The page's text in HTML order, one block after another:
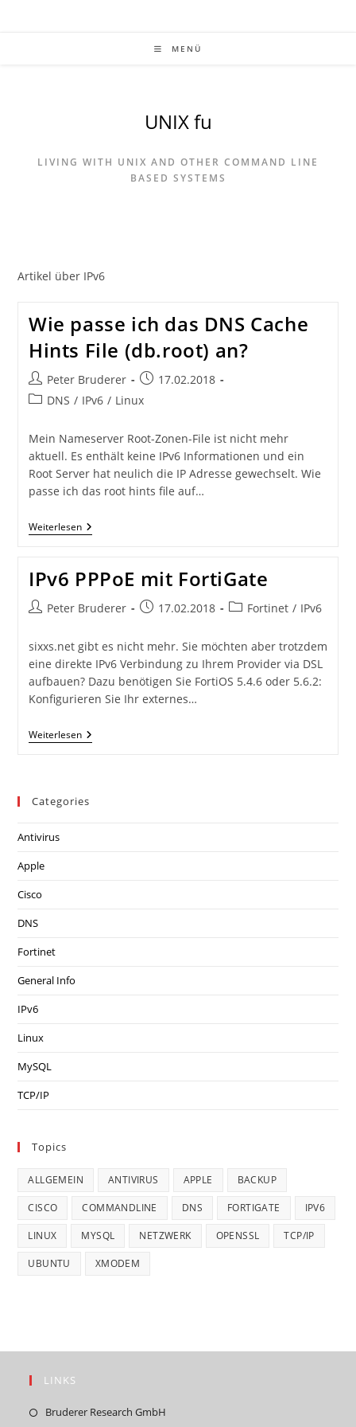
MENÜ
UNIX fu
LIVING WITH UNIX AND OTHER COMMAND LINE
BASED SYSTEMS
Artikel über IPv6
Wie passe ich das DNS Cache
Hints File (db.root) an?
Beitrags-
Autor:
Peter Bruderer
Beitrag
veröffentlicht:
17.02.2018
Beitrags-
DNS / IPv6 / Linux
Mein Nameserver Root-Zonen-File ist nicht mehr
aktuell. Es enthält keine IPv6 Informationen und ein
Root Server hat neulich die IP Adresse gewechselt. Wie
passe ich das root hints file auf…
WeiterlesenWie
Passe
DNS
Cache
Hints
File
An?
IPv6 PPPoE mit FortiGate
Beitrags-
Peter Bruderer
Beitrag17.02.2018
Beitrags-
Fortinet / IPv6
sixxs.net gibt es nicht mehr. Sie möchten aber trotzdem
eine direkte IPv6 Verbindung zu Ihrem Provider via DSL
aufbauen? Dazu benötigen Sie FortiOS 5.4.6 oder 5.6.2:
Konfigurieren Sie Ihr externes…
WeiterlesenIPv6
PPPoE
Categories
Antivirus
Apple
Cisco
DNS
Fortinet
General Info
IPv6
Linux
MySQL
TCP/IP
Topics
ALLGEMEIN ANTIVIRUS APPLE BACKUP
CISCO COMMANDLINE DNS FORTIGATE IPV6
LINUX MYSQL NETZWERK OPENSSL TCP/IP
UBUNTU XMODEM
LINKS
Bruderer Research GmbH